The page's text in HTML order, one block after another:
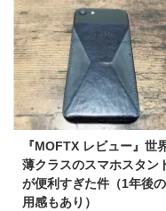
『MOFTX レビュー』世
薄クラスのスマホスタン
が便利すぎた件（1年後
用感もあり）